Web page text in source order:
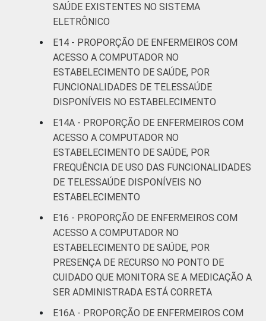
SAÚDE EXISTENTES NO SISTEMA
ELETRÔNICO
E14 - PROPORÇÃO DE ENFERMEIROS COM
ACESSO A COMPUTADOR NO
ESTABELECIMENTO DE SAÚDE, POR
FUNCIONALIDADES DE TELESSAÚDE
DISPONÍVEIS NO ESTABELECIMENTO
E14A - PROPORÇÃO DE ENFERMEIROS COM
ACESSO A COMPUTADOR NO
ESTABELECIMENTO DE SAÚDE, POR
FREQUÊNCIA DE USO DAS FUNCIONALIDADES
DE TELESSAÚDE DISPONÍVEIS NO
ESTABELECIMENTO
E16 - PROPORÇÃO DE ENFERMEIROS COM
ACESSO A COMPUTADOR NO
ESTABELECIMENTO DE SAÚDE, POR
PRESENÇA DE RECURSO NO PONTO DE
CUIDADO QUE MONITORA SE A MEDICAÇÃO A
SER ADMINISTRADA ESTÁ CORRETA
E16A - PROPORÇÃO DE ENFERMEIROS COM